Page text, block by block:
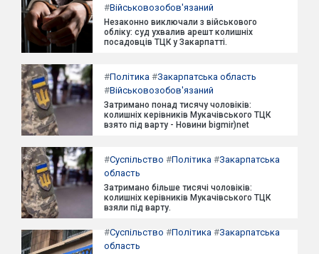
#Військовозобов'язаний
Незаконно виключали з військового
обліку: суд ухвалив арешт колишніх
посадовців ТЦК у Закарпатті.
#Політика #Закарпатська область
#Військовозобов'язаний
Затримано понад тисячу чоловіків:
колишніх керівників Мукачівського ТЦК
взято під варту - Новини bigmir)net
#Суспільство #Політика #Закарпатська
область
Затримано більше тисячі чоловіків:
колишніх керівників Мукачівського ТЦК
взяли під варту.
#Суспільство #Політика #Закарпатська
область